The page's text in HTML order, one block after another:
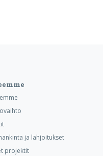
ja lahjoitukset
projektit